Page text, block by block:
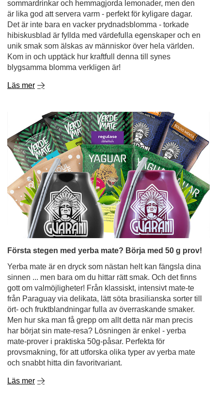
sommardrinkar och hemmagjorda lemonader, men den
är lika god att servera varm - perfekt för kyligare dagar.
Det är inte bara en vacker prydnadsblomma - torkade
hibiskusblad är fyllda med värdefulla egenskaper och en
unik smak som älskas av människor över hela världen.
Kom in och upptäck hur kraftfull denna till synes
blygsamma blomma verkligen är!
Läs mer
Första stegen med yerba mate? Börja med 50 g prov!
Yerba mate är en dryck som nästan helt kan fängsla dina
sinnen ... men bara om du hittar rätt smak. Och det finns
gott om valmöjligheter! Från klassiskt, intensivt mate-te
från Paraguay via delikata, lätt söta brasilianska sorter till
ört- och fruktblandningar fulla av överraskande smaker.
Men hur ska man få grepp om allt detta när man precis
har börjat sin mate-resa? Lösningen är enkel - yerba
mate-prover i praktiska 50g-påsar. Perfekta för
provsmakning, för att utforska olika typer av yerba mate
och snabbt hitta din favoritvariant.
Läs mer